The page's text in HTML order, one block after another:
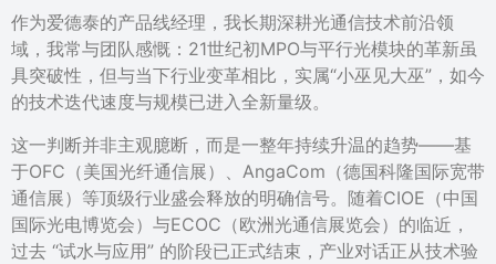
作为爱德泰的产品线经理，我长期深耕光通信技术前沿领
域，我常与团队感慨：21世纪初MPO与平行光模块的革新虽
具突破性，但与当下行业变革相比，实属“小巫见大巫”，如今
的技术迭代速度与规模已进入全新量级。
这一判断并非主观臆断，而是一整年持续升温的趋势——基
于OFC（美国光纤通信展）、AngaCom（德国科隆国际宽带
通信展）等顶级行业盛会释放的明确信号。随着CIOE（中国
国际光电博览会）与ECOC（欧洲光通信展览会）的临近，
过去 “试水与应用” 的阶段已正式结束，产业对话正从技术验